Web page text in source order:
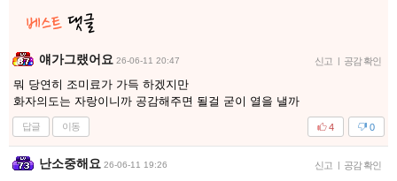
얘가그랬어요 26-06-11 20:47 신고 | 공감 확인
뭐 당연히 조미료가 가득 하겠지만
화자의도는 자랑이니까 공감해주면 될걸 굳이 열을 낼까
답글 이동 0
4
난소중해요 26-06-11 19:26 신고 | 공감 확인